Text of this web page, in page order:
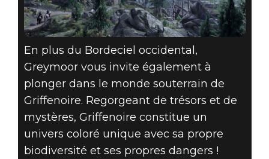
En plus du Bordeciel occidental,
Greymoor vous invite également à
plonger dans le monde souterrain de
Griffenoire. Regorgeant de trésors et de
mystères, Griffenoire constitue un
univers coloré unique avec sa propre
biodiversité et ses propres dangers !